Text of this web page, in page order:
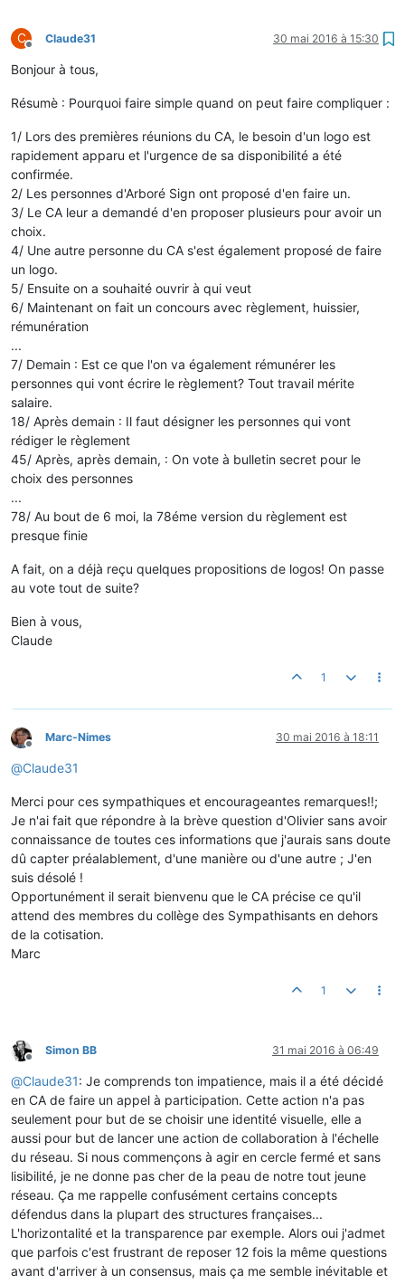
C
Hors-ligne
Claude31 30 mai 2016 à 15:30
Bonjour à tous,
Résumè : Pourquoi faire simple quand on peut faire compliquer :
1/ Lors des premières réunions du CA, le besoin d'un logo est
rapidement apparu et l'urgence de sa disponibilité a été
confirmée.
2/ Les personnes d'Arboré Sign ont proposé d'en faire un.
3/ Le CA leur a demandé d'en proposer plusieurs pour avoir un
choix.
4/ Une autre personne du CA s'est également proposé de faire
un logo.
5/ Ensuite on a souhaité ouvrir à qui veut
6/ Maintenant on fait un concours avec règlement, huissier,
rémunération
...
7/ Demain : Est ce que l'on va également rémunérer les
personnes qui vont écrire le règlement? Tout travail mérite
salaire.
18/ Après demain : Il faut désigner les personnes qui vont
rédiger le règlement
45/ Après, après demain, : On vote à bulletin secret pour le
choix des personnes
...
78/ Au bout de 6 moi, la 78éme version du règlement est
presque finie
A fait, on a déjà reçu quelques propositions de logos! On passe
au vote tout de suite?
Bien à vous,
Claude
1
Hors-ligne
Marc-Nimes 30 mai 2016 à 18:11
@Claude31
Merci pour ces sympathiques et encourageantes remarques!!;
Je n'ai fait que répondre à la brève question d'Olivier sans avoir
connaissance de toutes ces informations que j'aurais sans doute
dû capter préalablement, d'une manière ou d'une autre ; J'en
suis désolé !
Opportunément il serait bienvenu que le CA précise ce qu'il
attend des membres du collège des Sympathisants en dehors
de la cotisation.
Marc
1
Hors-ligne
Simon BB 31 mai 2016 à 06:49
@Claude31: Je comprends ton impatience, mais il a été décidé
en CA de faire un appel à participation. Cette action n'a pas
seulement pour but de se choisir une identité visuelle, elle a
aussi pour but de lancer une action de collaboration à l'échelle
du réseau. Si nous commençons à agir en cercle fermé et sans
lisibilité, je ne donne pas cher de la peau de notre tout jeune
réseau. Ça me rappelle confusément certains concepts
défendus dans la plupart des structures françaises...
L'horizontalité et la transparence par exemple. Alors oui j'admet
que parfois c'est frustrant de reposer 12 fois la même questions
avant d'arriver à un consensus, mais ça me semble inévitable et